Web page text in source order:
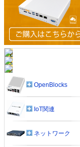
OpenBlocks
IoT関連
ネットワーク